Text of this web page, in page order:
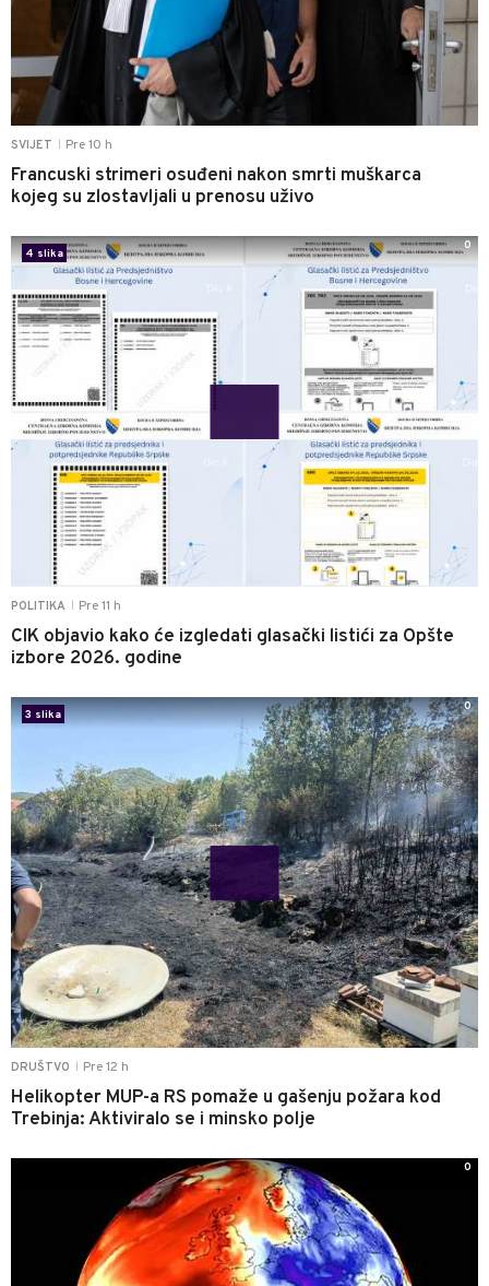
SVIJET Pre 10 h
Francuski strimeri osuđeni nakon smrti muškarca
kojeg su zlostavljali u prenosu uživo
POLITIKA Pre 11 h
CIK objavio kako će izgledati glasački listići za Opšte
izbore 2026. godine
4 slika
0
DRUŠTVO Pre 12 h
Helikopter MUP-a RS pomaže u gašenju požara kod
Trebinja: Aktiviralo se i minsko polje
3 slika
0
0